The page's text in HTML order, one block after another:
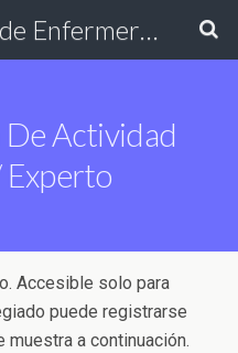
Excmo. Colegio de Enfermería de Cádiz
De Actividad
Accesible solo para
puede registrarse
a continuación.